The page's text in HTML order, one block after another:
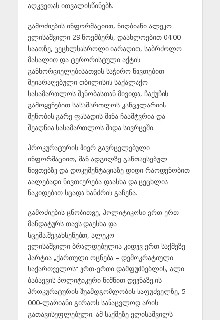
აღკვეთას ითვალისწინებს.
გამოძიების ინფორმაციით, ნიღბიანი ალეკო
ელისაშვილი 29 ნოემბერს, დაახლოებით 04:00
საათზე, ცეცხლსასროლი იარაღით, საბრძოლო
მასალით და ტერორისტული აქტის
განხორციელებისათვის საჭირო ნივთებით
შეიარაღებული თბილისის საქალაქო
სასამართლოს შენობასთან მივიდა, ჩაქუჩის
გამოყენებით სასამართლოს კანცელარიის
შენობის გარე ფასადის მინა ჩაამტვრია და
შეაღწია სასამართლოს შიდა სივრცეში.
პროკურატურის მიერ გავრცელებული
ინფორმაციით, მან ადგილზე განთავსებულ
ნივთებზე და დოკუმენტაციაზე დიდი რაოდენობით
აალებადი ნივთიერება დაასხა და ცეცხლის
წაკიდებით სცადა ხანძრის გაჩენა.
გამოძიების ცნობითვე, პოლიტიკოსი ერთ-ერთ
მანდატურს თავს დაესხა და
სცემა.შეგახსენებთ, ალეკო
ელისაშვილი ბრალდებულია კიდევ ერთ საქმეზე –
პარტია „ქართული ოცნება – დემოკრატიული
საქართველოს“ ერთ-ერთი დამფუძნებლის, ალი
ბაბაევის პოლიტიკური ნიშნით დევნაზე.ის
პროკურატურის შუამდგომლობის საფუძველზე, 5
000-ლარიანი გირაოს სანაცვლოდ არის
გათავისუფლებული. ამ საქმეზე ელისაშვილს